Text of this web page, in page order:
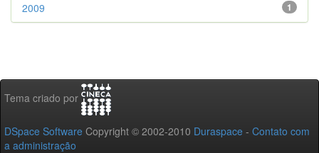
1
2009
Tema criado por
DSpace Software Copyright © 2002-2010 Duraspace - Contato com
a administração